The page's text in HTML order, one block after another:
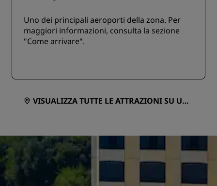
Uno dei principali aeroporti della zona. Per
maggiori informazioni, consulta la sezione
"Come arrivare".
VISUALIZZA TUTTE LE ATTRAZIONI SU UNA